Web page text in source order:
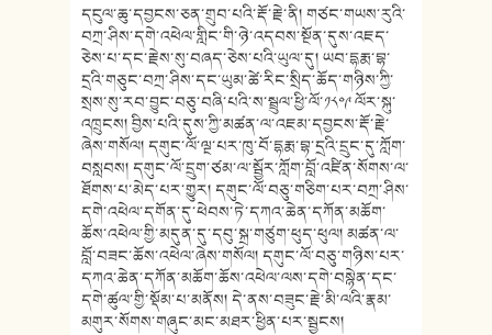
དངུལ་ཆུ་དབྱངས་ཅན་གྲུབ་པའི་རྡོ་རྗེ་ནི། གཙང་གཡས་རུའི་
བཀྲ་ཤིས་དགེ་འཕེལ་གླིང་གི་ཉེ་འདབས་སྔོན་དུས་འཇད་
ཅེས་པ་དང་རྗེས་སུ་བཞད་ཅེས་པའི་ཡུལ་དུ། ཡབ་དྷརྨ་བྷ་
དྲའི་གཅུང་བཀྲ་ཤིས་དང་ཡུམ་ཚེ་རིང་སྲིད་ཆོད་གཉིས་ཀྱི་
སྲས་སུ་རབ་བྱུང་བཅུ་བཞི་པའི་ས་སྦྲུལ་ཕྱི་ལོ་༡༨༠༩ ལོར་སྐུ་
འཁྲུངས། བྱིས་པའི་དུས་ཀྱི་མཚན་ལ་འཇམ་དབྱངས་རྡོ་རྗེ་
ཞེས་གསོལ། དགུང་ལོ་ལྔ་པར་ཁུ་བོ་དྷརྨ་བྷ་དྲའི་དྲུང་དུ་ཀློག་
བསླབས། དགུང་ལོ་དྲུག་ཙམ་ལ་སྦྱོར་ཀློག་བློ་འཛིན་སོགས་ལ་
ཐོགས་པ་མེད་པར་གྱུར། དགུང་ལོ་བཅུ་གཅིག་པར་བཀྲ་ཤིས་
དགེ་འཕེལ་དགོན་དུ་ཕེབས་ཏེ་དཀའ་ཆེན་དཀོན་མཆོག་
ཆོས་འཕེལ་གྱི་མདུན་དུ་དབུ་སྐྲ་གཙུག་ཕུད་ཕུལ། མཚན་ལ་
བློ་བཟང་ཆོས་འཕེལ་ཞེས་གསོལ། དགུང་ལོ་བཅུ་གཉིས་པར་
དཀའ་ཆེན་དཀོན་མཆོག་ཆོས་འཕེལ་ལས་དགེ་བསྙེན་དང་
དགེ་ཚུལ་གྱི་སྡོམ་པ་མནོས། དེ་ནས་བཟུང་རྗེ་མི་ལའི་རྣམ་
མགུར་སོགས་གཞུང་མང་མཐར་ཕྱིན་པར་སྦྱངས།